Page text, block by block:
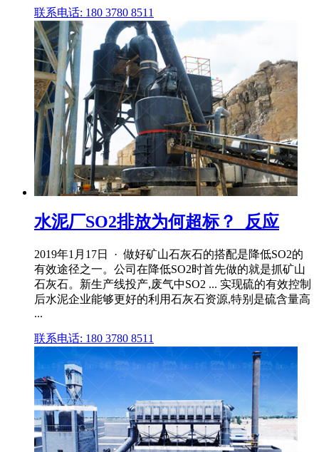
联系电话: 180 3780 8511
水泥厂SO2排放为何超标？_反应
2019年1月17日 · 做好矿山石灰石的搭配是降低SO2的
有效途径之一。公司在降低SO2时首先做的就是抓矿山
石灰石。新生产线投产,废气中SO2 ... 实现硫的有效控制
后水泥企业能够更好的利用石灰石资源,特别是硫含量高
...
联系电话: 180 3780 8511